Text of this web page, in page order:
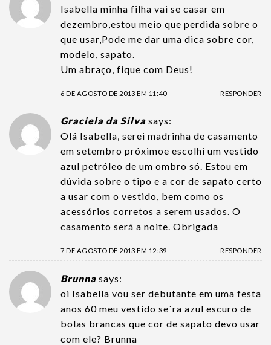
Isabella minha filha vai se casar em
dezembro,estou meio que perdida sobre o
que usar,Pode me dar uma dica sobre cor,
modelo, sapato.
Um abraço, fique com Deus!
6 DE AGOSTO DE 2013 EM 11:40 RESPONDER
Graciela da Silva says:
Olá Isabella, serei madrinha de casamento
em setembro próximoe escolhi um vestido
azul petróleo de um ombro só. Estou em
dúvida sobre o tipo e a cor de sapato certo
a usar com o vestido, bem como os
acessórios corretos a serem usados. O
casamento será a noite. Obrigada
7 DE AGOSTO DE 2013 EM 12:39 RESPONDER
Brunna says:
oi Isabella vou ser debutante em uma festa
anos 60 meu vestido se´ra azul escuro de
bolas brancas que cor de sapato devo usar
com ele? Brunna